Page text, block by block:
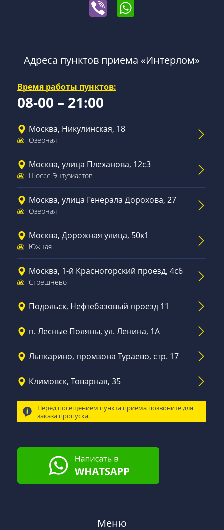
Адреса пунктов приема «Интерлом»
Время работы пунктов:
08-00 – 21:00
Москва, Никулинская, 18
Озёрная
Москва, улица Плеханова, 12с3
Шоссе Энтузиастов
Москва, улица Генерала Дорохова, 27
Озёрная
Москва, Дорожная улица, 50к1
Южная
Москва, 1-й Красногорский проезд, 4с6
Стрешнево
Подольск, Нефтебазовый проезд 11
п. Лесные Поляны, ул. Ленина, 1А
Лыткарино, промзона Тураево, стр. 17
Климовск, Товарная, 35
Перед посещением пункта приема позвоните для
заказа пропуска.
Меню